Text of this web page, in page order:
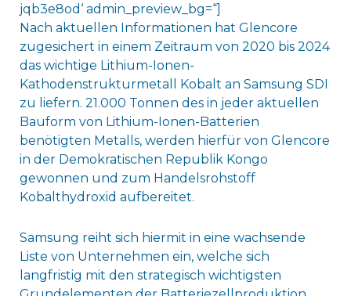
jqb3e8od‘ admin_preview_bg=“]
Nach aktuellen Informationen hat Glencore
zugesichert in einem Zeitraum von 2020 bis 2024
das wichtige Lithium-Ionen-
Kathodenstrukturmetall Kobalt an Samsung SDI
zu liefern. 21.000 Tonnen des in jeder aktuellen
Bauform von Lithium-Ionen-Batterien
benötigten Metalls, werden hierfür von Glencore
in der Demokratischen Republik Kongo
gewonnen und zum Handelsrohstoff
Kobalthydroxid aufbereitet.
Samsung reiht sich hiermit in eine wachsende
Liste von Unternehmen ein, welche sich
langfristig mit den strategisch wichtigsten